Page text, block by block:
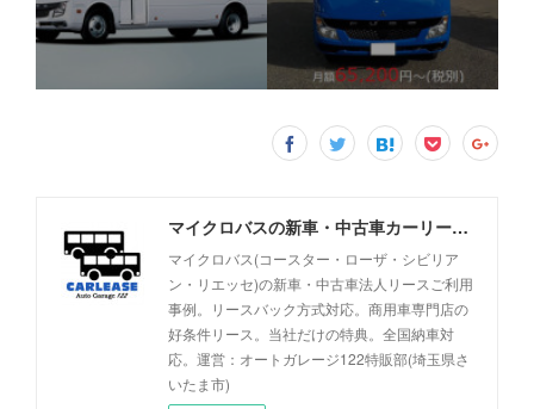
マイクロバスの新車・中古車カーリース事例 - オートガレージ122
マイクロバス(コースター・ローザ・シビリア
ン・リエッセ)の新車・中古車法人リースご利用
事例。リースバック方式対応。商用車専門店の
好条件リース。当社だけの特典。全国納車対
応。運営：オートガレージ122特販部(埼玉県さ
いたま市)